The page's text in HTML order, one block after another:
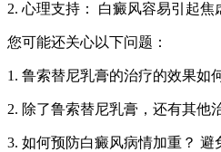
2. 心理支持： 白癜风容易引起
您可能还关心以下问题：
1. 鲁索替尼乳膏的治疗的效果如
2. 除了鲁索替尼乳膏，还有其他
3. 如何预防白癜风病情加重？ 避